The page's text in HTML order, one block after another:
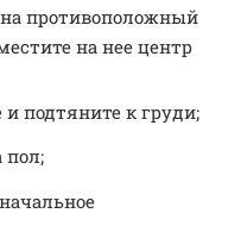
противоположный
на нее центр
и подтяните к груди;
пол;